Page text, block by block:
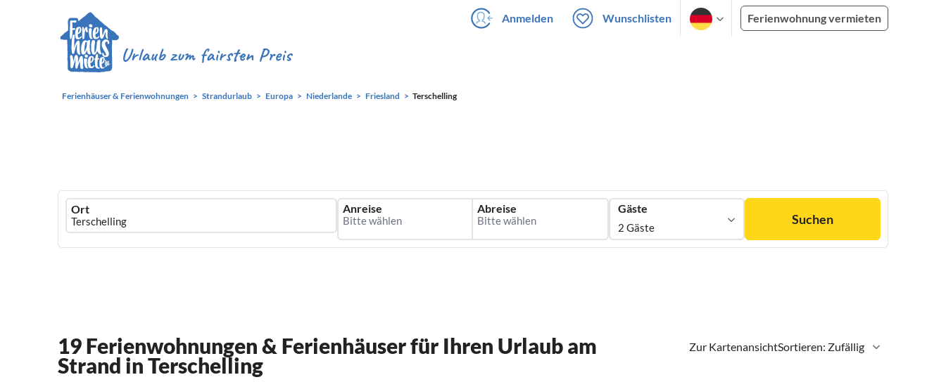
Anmelden Wunschlisten Ferienwohnung vermieten
Ferienhäuser & Ferienwohnungen Strandurlaub Europa Niederlande Friesland Terschelling
Ferienhausmiete
logo
Ort Anreise Abreise Gäste
2 Gäste
Suchen
Zur KartenansichtSortieren: Zufällig
19 Ferienwohnungen & Ferienhäuser für Ihren Urlaub am
Strand in Terschelling